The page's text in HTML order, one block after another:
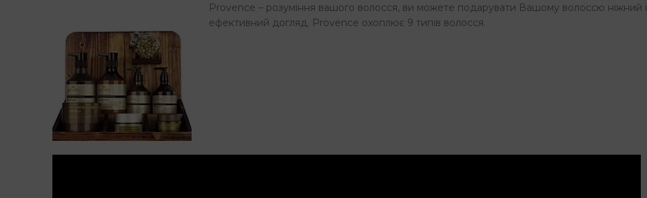
Provence – розуміння вашого волосся, ви можете подарувати Вашому волоссю ніжний і
ефективний догляд. Provence охоплює 9 типів волосся.